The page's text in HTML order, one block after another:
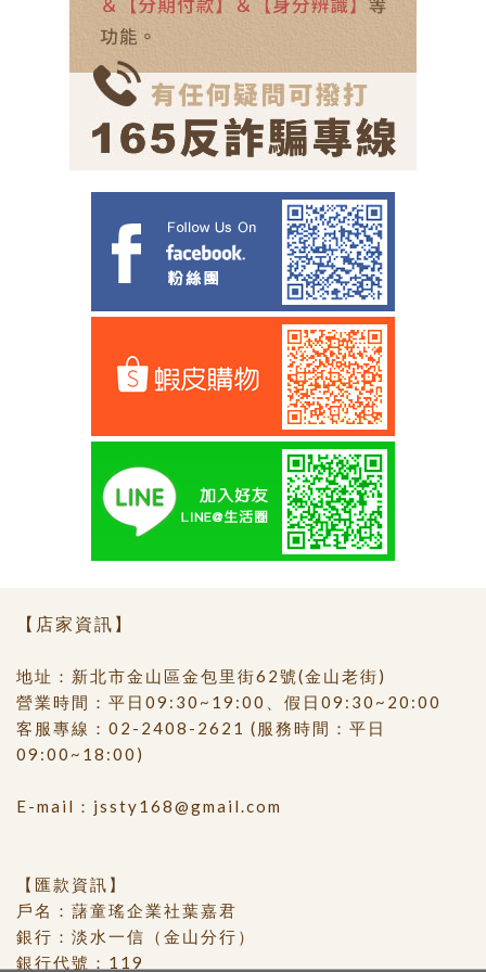
【店家資訊】
地址：新北市金山區金包里街62號(金山老街)
營業時間：平日09:30~19:00、假日09:30~20:00
客服專線： 02-2408-2621 (服務時間：平日
09:00~18:00)
E-mail： jssty168@gmail.com
【匯款資訊】
戶名：藷童瑤企業社葉嘉君
銀行：淡水一信（金山分行）
銀行代號：119